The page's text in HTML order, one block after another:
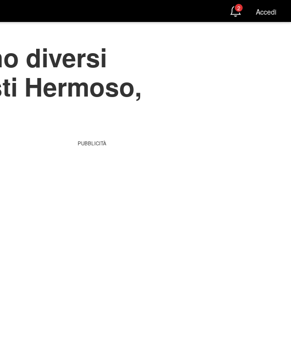
2 Accedi
diversi
Hermoso,